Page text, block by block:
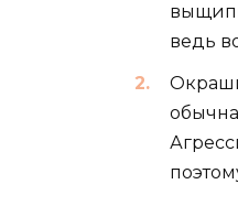
ведь